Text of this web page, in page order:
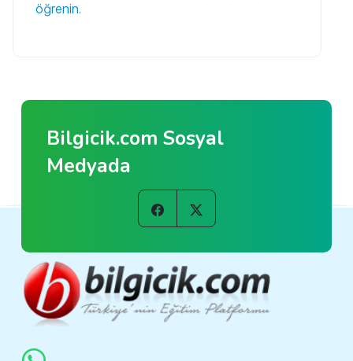
öğrenin.
Bilgicik.com Sosyal
Medyada